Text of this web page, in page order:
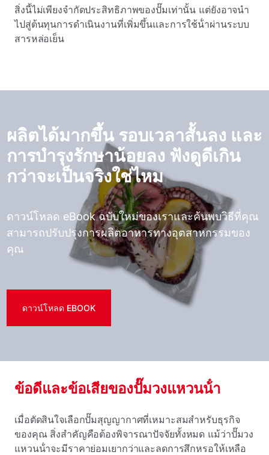
สิ่งนี้ไม่เพียงจํากัดประสิทธิภาพของปั๊มเท่านั้น แต่ยังอาจนํา
ไปสู่ต้นทุนการดําเนินงานที่เพิ่มขึ้นและการใช้น้ําผ่านระบบ
สารหล่อเย็น
ผลิตได้มากขึ้น รอบเวลาสั้นลง และ
การบํารุงรักษาน้อยลง ฟังดูดีเกิน
กว่าจะเป็นจริงใช่ไหม
ดาวน์โหลด eBook ฉบับใหม่ของเราและค้นพบวิธีที่คุณ
สามารถปรับปรุงการผลิตอาหารทางอุตสาหกรรมของ
คุณ
ดาวน์โหลด EBOOK
ข้อดีและข้อเสียของปั๊มวงแหวนน้ํา
เมื่อตัดสินใจเลือกปั๊มสุญญากาศที่เหมาะสมสําหรับธุรกิจ
ของคุณ สิ่งสําคัญคือต้องพิจารณาปัจจัยทั้งหมด แม้ว่าปั๊มวง
แหวนน้ําจะมีราคาย่อมเยากว่าและลดการสึกหรอให้เหลือ